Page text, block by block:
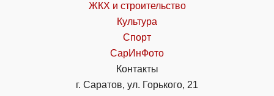
ЖКХ и строительство
Культура
Спорт
СарИнФото
Контакты
г. Саратов, ул. Горького, 21